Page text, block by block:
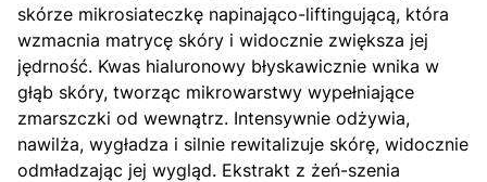
skórze mikrosiateczkę napinająco-liftingującą, która
wzmacnia matrycę skóry i widocznie zwiększa jej
jędrność. Kwas hialuronowy błyskawicznie wnika w
głąb skóry, tworząc mikrowarstwy wypełniające
zmarszczki od wewnątrz. Intensywnie odżywia,
nawilża, wygładza i silnie rewitalizuje skórę, widocznie
odmładzając jej wygląd. Ekstrakt z żeń-szenia